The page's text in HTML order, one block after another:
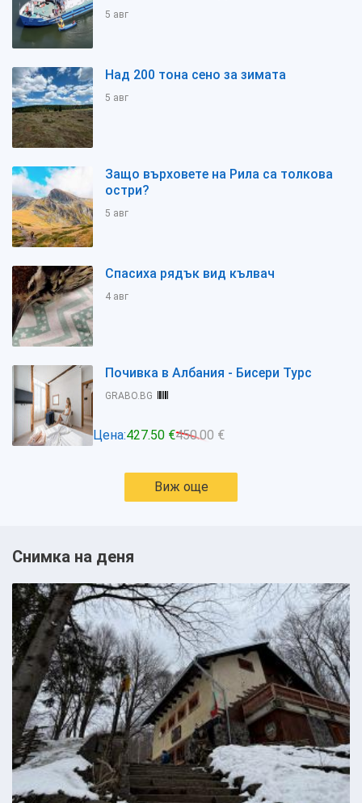
5 авг
Над 200 тона сено за зимата
5 авг
Защо върховете на Рила са толкова
остри?
5 авг
Спасиха рядък вид кълвач
4 авг
Почивка в Албания - Бисери Турс
GRABO.BG
Цена:427.50 €450.00 €
Виж още
Снимка на деня